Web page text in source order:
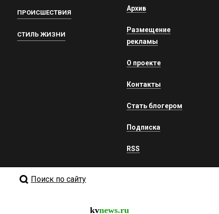
ПРОИСШЕСТВИЯ
СТИЛЬ ЖИЗНИ
Архив
Размещение
рекламы
О проекте
Контакты
Стать блогером
Подписка
RSS
Поиск по сайту
kvnews.ru